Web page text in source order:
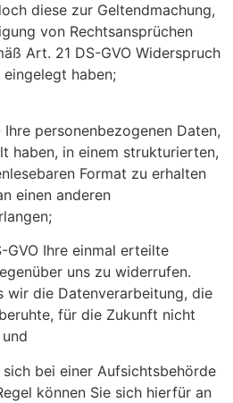
diese zur Geltendmachung,
von Rechtsansprüchen
Art. 21 DS-GVO Widerspruch
haben;
personenbezogenen Daten,
haben, in einem strukturierten,
Format zu erhalten
einen anderen
Ihre einmal erteilte
uns zu widerrufen.
wir die Datenverarbeitung, die
für die Zukunft nicht
bei einer Aufsichtsbehörde
können Sie sich hierfür an